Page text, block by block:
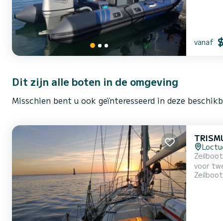
vanaf
Dit zijn alle boten in de omgeving
Misschien bent u ook geïnteresseerd in deze
voor
Zeilboot